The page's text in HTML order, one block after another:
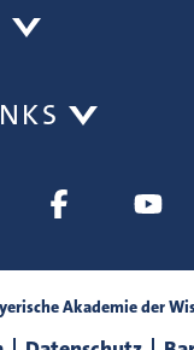
Akademie der